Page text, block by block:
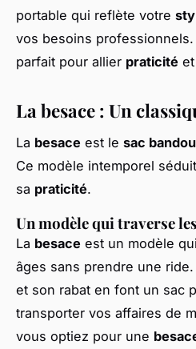
portable qui reflète votre
vos besoins professionnels.
parfait pour allier praticité
La besace : Un
La besace est le sac
Ce modèle intemporel
sa praticité.
Un modèle qui traverse
La besace est un modèle
âges sans prendre une
et son rabat en font un sac
transporter vos affaires de
vous optiez pour une